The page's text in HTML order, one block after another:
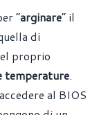
“arginare” il
di
proprio
temperature.
al BIOS